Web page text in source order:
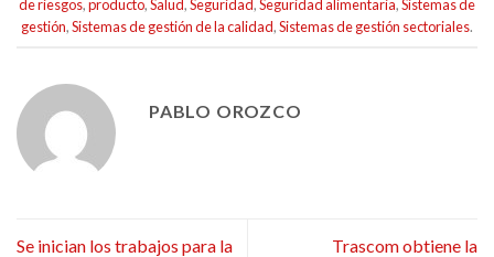
de riesgos,producto,Salud,Seguridad,Seguridad alimentaria,Sistemas de
gestión,Sistemas de gestión de la calidad,Sistemas de gestión sectoriales.
PABLO OROZCO
Se inician los trabajos para la
Trascom obtiene la